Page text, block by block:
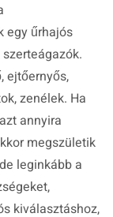
egy űrhajós
ejtőernyős,
zenélek. Ha
annyira
megszületik
leginkább a
kiválasztáshoz,